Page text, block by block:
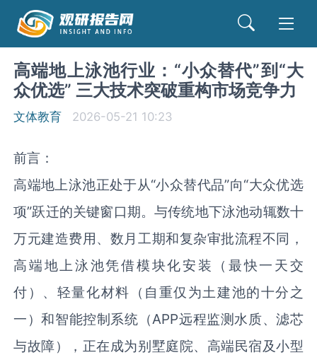
高端地上泳池行业：“小众替代”到“大
众优选” 三大技术突破重构市场竞争力
文体教育 2026-05-21 10:23
前言：
高端地上泳池正处于从“小众替代品”向“大众优选
项”跃迁的关键窗口期。与传统地下泳池动辄数十
万元建造费用、数月工期和复杂审批流程不同，
高端地上泳池凭借模块化安装（最快一天交
付）、轻量化材料（自重仅为土建池的十分之
一）和智能控制系统（APP远程监测水质、滤芯
与故障），正在成为别墅庭院、高端民宿及小型